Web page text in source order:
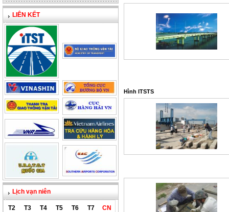
LIÊN KẾT
Lịch vạn niên
T2 T3 T4 T5 T6 T7 CN
Hình ITSTS